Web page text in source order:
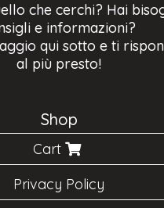
che cerchi? Hai
e informazioni?
qui sotto e ti
al più presto!
Shop
Cart
Privacy Policy